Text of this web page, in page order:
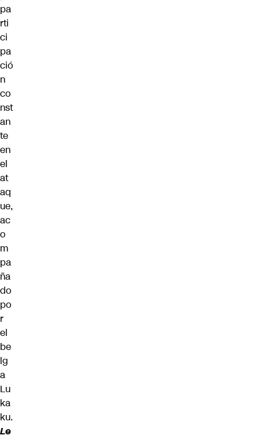
pa
rti
ci
pa
ció
n
co
nst
an
te
en
el
at
aq
ue,
ac
o
m
pa
ña
do
po
r
el
be
lg
a
Lu
ka
ku.
Le